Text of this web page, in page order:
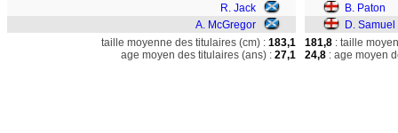
R. Jack
A. McGregor
B. Paton
D. Samuel
taille moyenne des titulaires (cm) : 183,1
age moyen des titulaires (ans) : 27,1
181,8 : taille
24,8 : age moyen